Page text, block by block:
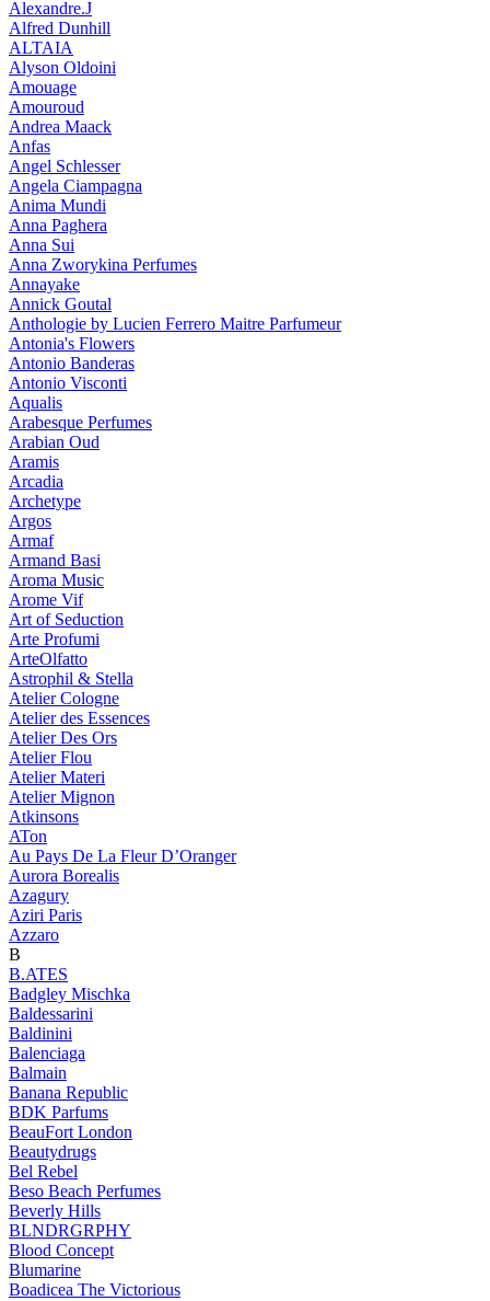
Alexandre.J
Alfred Dunhill
ALTAIA
Alyson Oldoini
Amouage
Amouroud
Andrea Maack
Anfas
Angel Schlesser
Angela Ciampagna
Anima Mundi
Anna Paghera
Anna Sui
Anna Zworykina Perfumes
Annayake
Annick Goutal
Anthologie by Lucien Ferrero Maitre Parfumeur
Antonia's Flowers
Antonio Banderas
Antonio Visconti
Aqualis
Arabesque Perfumes
Arabian Oud
Aramis
Arcadia
Archetype
Argos
Armaf
Armand Basi
Aroma Music
Arome Vif
Art of Seduction
Arte Profumi
ArteOlfatto
Astrophil & Stella
Atelier Cologne
Atelier des Essences
Atelier Des Ors
Atelier Flou
Atelier Materi
Atelier Mignon
Atkinsons
ATon
Au Pays De La Fleur D’Oranger
Aurora Borealis
Azagury
Aziri Paris
Azzaro
B
B.ATES
Badgley Mischka
Baldessarini
Baldinini
Balenciaga
Balmain
Banana Republic
BDK Parfums
BeauFort London
Beautydrugs
Bel Rebel
Beso Beach Perfumes
Beverly Hills
BLNDRGRPHY
Blood Concept
Blumarine
Boadicea The Victorious